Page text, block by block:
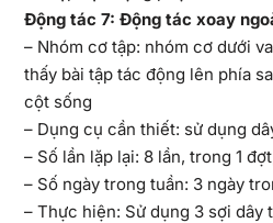
Động tác 7: Động tác xoay
– Nhóm cơ tập: nhóm cơ dưới
thấy bài tập tác động lên phía
cột sống
– Dụng cụ cần thiết: sử dụng
– Số lần lặp lại: 8 lần, trong 1
– Số ngày trong tuần: 3 ngày
– Thực hiện: Sử dụng 3 sợi dây